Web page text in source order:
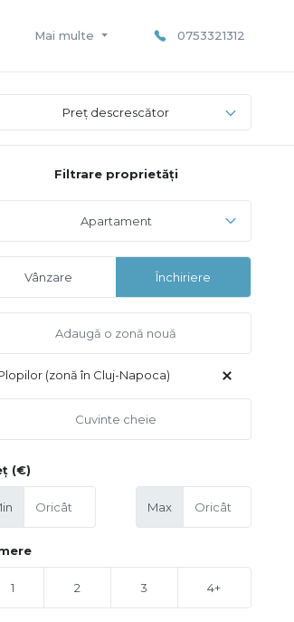
Mai multe 0753321312
Preț descrescător
Filtrare proprietăți
Apartament
Vânzare Închiriere
(zonă în Cluj-Napoca)
(€)
Max
1 2 3 4+